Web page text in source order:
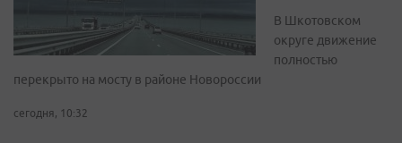
В Шкотовском
округе движение
полностью
перекрыто на мосту в районе Новороссии
сегодня, 10:32